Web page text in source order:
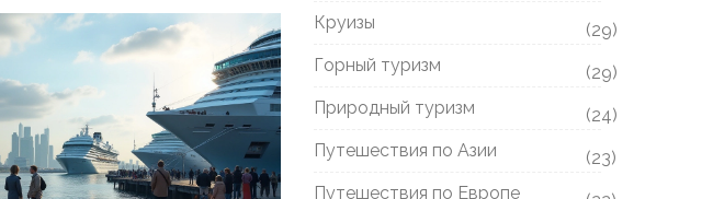
круизе без потери качества
Круизы
(29)
Горный туризм
(29)
Природный туризм
(24)
Путешествия по Азии
(23)
Путешествия по Европе